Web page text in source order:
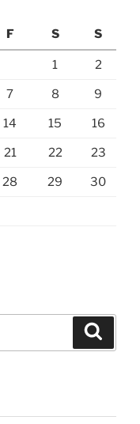
F S S
1 2
7 8 9
14 15 16
21 22 23
28 29 30